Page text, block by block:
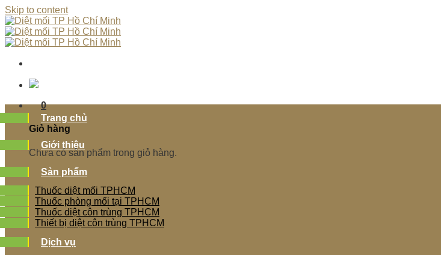
Skip to content
0
Giỏ hàng
Chưa có sản phẩm trong giỏ hàng.
Trang chủ
Giới thiệu
Sản phẩm
Thuốc diệt mối TPHCM
Thuốc phòng mối tại TPHCM
Thuốc diệt côn trùng TPHCM
Thiết bị diệt côn trùng TPHCM
Dịch vụ